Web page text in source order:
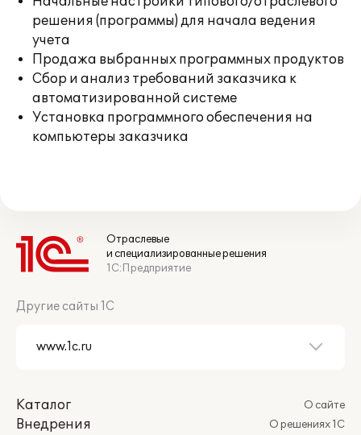
решения (программы) для начала ведения
учета
Продажа выбранных программных продуктов
Сбор и анализ требований заказчика к
автоматизированной системе
Установка программного обеспечения на
компьютеры заказчика
Отраслевые
и специализированные решения
1С:Предприятие
Другие сайты 1С
Каталог
Внедрения
О сайте
О решениях 1С